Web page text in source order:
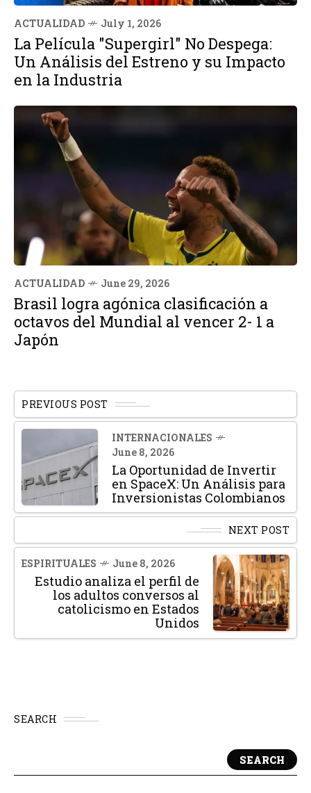
ACTUALIDAD July 1, 2026
La Película "Supergirl" No Despega:
Un Análisis del Estreno y su Impacto
en la Industria
ACTUALIDAD June 29, 2026
Brasil logra agónica clasificación a
octavos del Mundial al vencer 2- 1 a
Japón
PREVIOUS POST
INTERNACIONALES
June 8, 2026
La Oportunidad de Invertir
en SpaceX: Un Análisis para
Inversionistas Colombianos
NEXT POST
ESPIRITUALES June 8, 2026
Estudio analiza el perfil de
los adultos conversos al
catolicismo en Estados
Unidos
SEARCH
SEARCH